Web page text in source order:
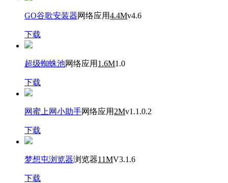
GO谷歌安装器网络应用4.4Mv4.6
下载
超级蜘蛛池网络应用 1.6M1.0
下载
网蜜上网小助手网络应用 2Mv1.1.0.2
下载
梦想屯浏览器浏览器11MV3.1.6
下载